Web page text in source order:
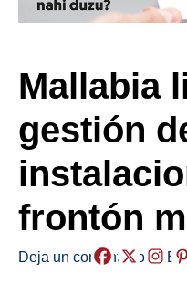
Mallabia
gestión
frontón
Deja un comentario /